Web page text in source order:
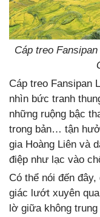
Cáp treo
Cáp treo Fansipan
nhìn bức tranh
những ruộng bậc
trong bản… tận
gia Hoàng Liên và
điệp như lạc vào
Có thể nói đến
giác lướt xuyên
lờ giữa không